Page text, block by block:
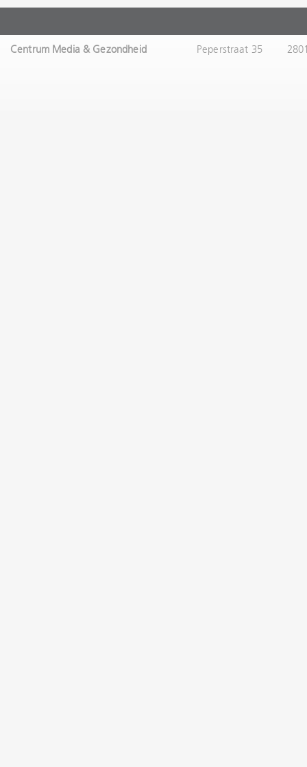
Centrum Media & Gezondheid Peperstraat 35